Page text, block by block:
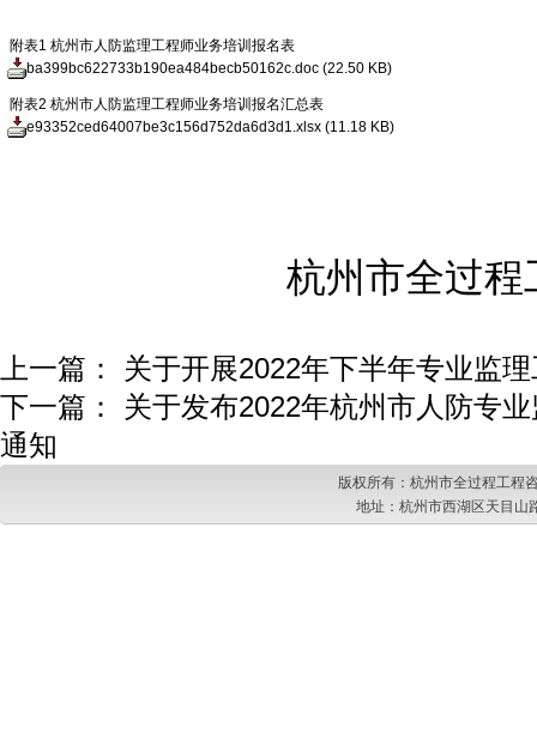
附表1 杭州市人防监理工程师业务培训报名表
ba399bc622733b190ea484becb50162c.doc (22.50 KB)
附表2 杭州市人防监理工程师业务培训报名汇总表
e93352ced64007be3c156d752da6d3d1.xlsx (11.18 KB)
杭州市全过
上一篇： 关于开展2022年下半年专业监
下一篇： 关于发布2022年杭州市人防专
通知
版权所有：杭州市全过程工程
地址：杭州市西湖区天目